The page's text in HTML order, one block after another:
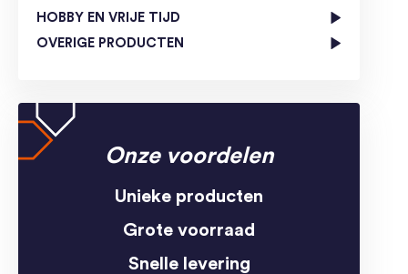
HOBBY EN VRIJE TIJD
OVERIGE PRODUCTEN
Onze voordelen
Unieke producten
Grote voorraad
Snelle levering